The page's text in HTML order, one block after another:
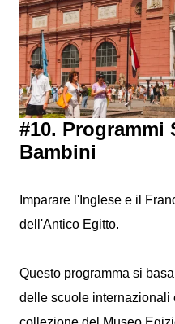
#10. Programmi
Bambini
Imparare l'Inglese e il
dell'Antico Egitto.
Questo programma si
delle scuole internazionali